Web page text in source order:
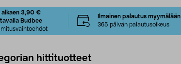
alkaen 3,90 €
Budbee
Ilmainen palautus myymälään
365 päivän palautusoikeus
hittituotteet